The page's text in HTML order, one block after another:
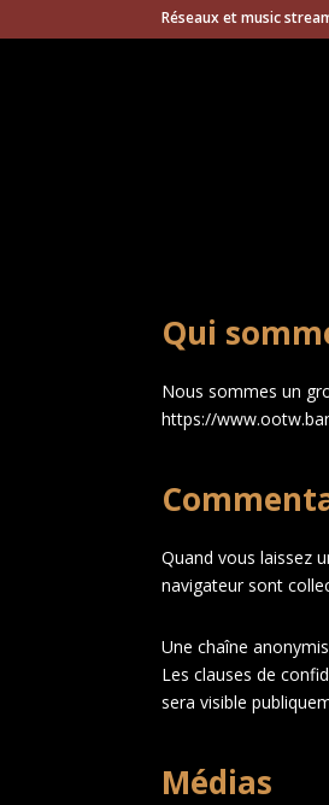
Réseaux et music
Qui
Nous sommes un
https://
Quand vous laissez
navigateur sont
Une chaîne
Les clauses de
sera visible
Médias